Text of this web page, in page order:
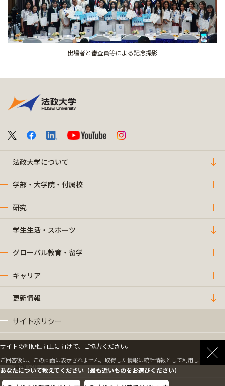
出場者と審査員等による記念撮影
法政大学について
学部・大学院・付属校
研究
学生生活・スポーツ
グローバル教育・留学
キャリア
更新情報
サイトポリシー
プライバシーポリシー
情報公開
サイトの利便性向上に向けて、ご協力ください。
ご回答後は、この画面は表示されません。取得した情報は統計情報として利用します。
あなたについて教えてください（最も近いものをお選びください）